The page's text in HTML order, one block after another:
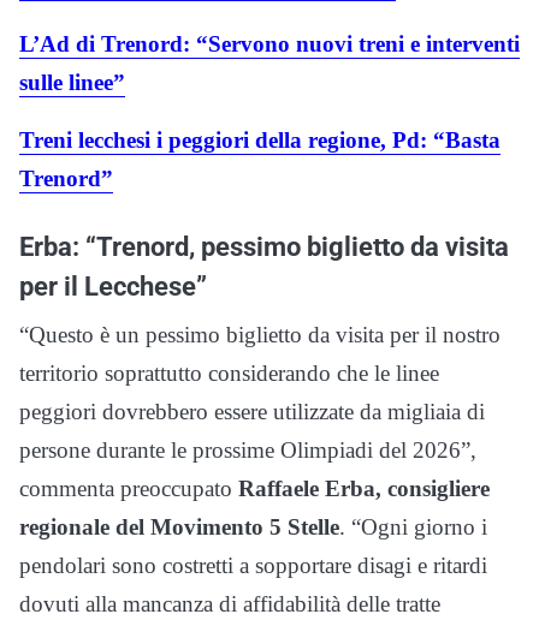
L’Ad di Trenord: “Servono nuovi treni e interventi
sulle linee”
Treni lecchesi i peggiori della regione, Pd: “Basta
Trenord”
Erba: “Trenord, pessimo biglietto da visita
per il Lecchese”
“Questo è un pessimo biglietto da visita per il nostro
territorio soprattutto considerando che le linee
peggiori dovrebbero essere utilizzate da migliaia di
persone durante le prossime Olimpiadi del 2026”,
commenta preoccupato Raffaele Erba, consigliere
regionale del Movimento 5 Stelle. “Ogni giorno i
pendolari sono costretti a sopportare disagi e ritardi
dovuti alla mancanza di affidabilità delle tratte